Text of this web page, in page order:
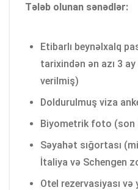
Tələb olunan sənədlər:
Etibarlı beynəlxalq
tarixindən ən azı 3
verilmiş)
Doldurulmuş viza
Biyometrik foto (son
Səyahət sığortası
İtaliya və Schengen
Otel rezervasiyası və